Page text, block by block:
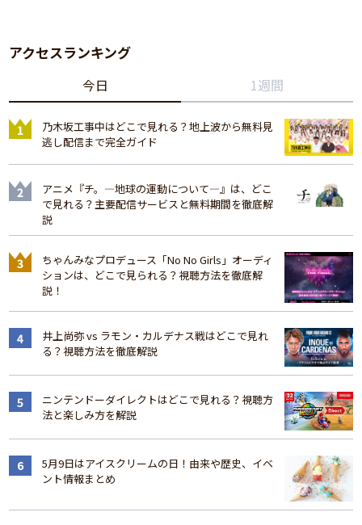
アクセスランキング
今日 1週間
乃木坂工事中はどこで見れる？地上波から無料見
逃し配信まで完全ガイド
アニメ『チ。―地球の運動について―』は、どこ
で見れる？主要配信サービスと無料期間を徹底解
説
ちゃんみなプロデュース「No No Girls」オーディ
ションは、どこで見られる？視聴方法を徹底解
説！
井上尚弥 vs ラモン・カルデナス戦はどこで見れ
る？視聴方法を徹底解説
ニンテンドーダイレクトはどこで見れる？視聴方
法と楽しみ方を解説
5月9日はアイスクリームの日！由来や歴史、イベ
ント情報まとめ